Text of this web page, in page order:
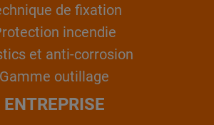
de fixation
incendie
et anti-corrosion
Gamme outillage
ENTREPRISE